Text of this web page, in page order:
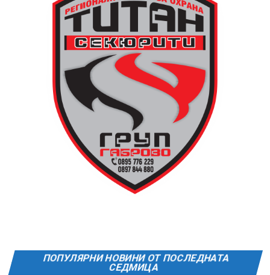
като до средата на 80-те години на нейното
оригинално място вече били построени сградите на
Община Дряново и на полицията.
В новия епизод на „Музеят говори“ зрителите ще
видят в детайли как се навива часовникът, как се
Дървените елементи и носещата конструкция бяха
във фокуса на практиката, водена от реставратора
Валентин Дамянов. С отличните си комуникационни
умения и задълбочени знания той демонстрира
различните видове традиционни инструменти,
тяхната поддръжка и правилната им употреба в
Арх. Николай Маринов от сдружение „Мещра“
ПОПУЛЯРНИ НОВИНИ ОТ ПОСЛЕДНАТА
СЕДМИЦА